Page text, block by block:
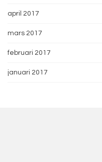
april 2017
mars 2017
februari 2017
januari 2017